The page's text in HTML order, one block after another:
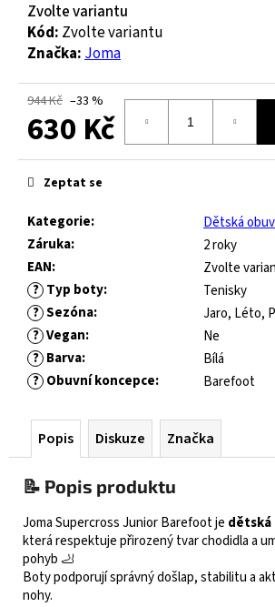
Zvolte variantu
Kód: Zvolte variantu
Značka:Joma
944 Kč –33 %
630 Kč
Měrná
cena:
Kategorie:
Dětská obuv
Záruka:
2 roky
EAN:
Zvolte
? Typ boty:
Tenisky
? Sezóna:
Jaro, Léto,
? Vegan:
Ne
? Barva:
Bílá
? Obuvní koncepce: Barefoot
Zeptat se
Popis Diskuze Značka
📝 Popis produktu
Joma Supercross Junior Barefoot je
která respektuje přirozený tvar chodidla a
pohyb 🦶
Boty podporují správný došlap, stabilitu a
nohy.
u
u
j
e
m
FRODDO
KOMPROMIS
KE
FLASH
BLUE
445
Kč
Původně:
490
Kč